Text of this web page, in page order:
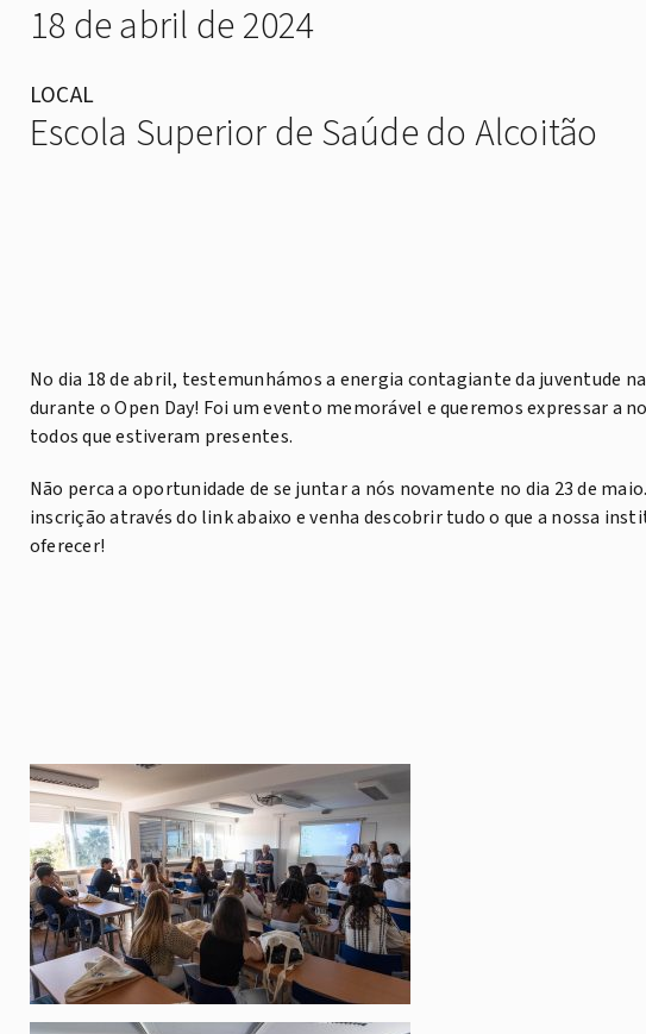
18 de abril de 2024
LOCAL
Escola Superior de Saúde do Alcoitão
No dia 18 de abril, testemunhámos a energia contagiante da juventude
durante o Open Day! Foi um evento memorável e queremos expressar a
todos que estiveram presentes.
Não perca a oportunidade de se juntar a nós novamente no dia 23 de
inscrição através do link abaixo e venha descobrir tudo o que a nossa
oferecer!